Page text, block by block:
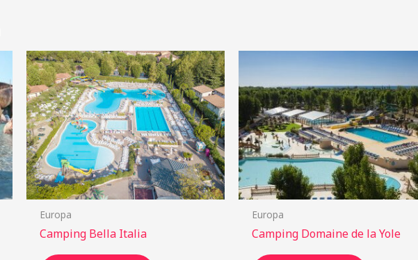
Europa
Camping Bella Italia
Europa
Camping Domaine de la Yole